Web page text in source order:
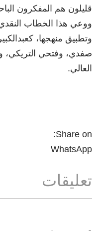
قليلون هم المفكرون
ووعي هذا الخطاب
وتطبيق منهجها،
صفدي، وفتحي التريكي،
العالي.
Share on:
WhatsApp
تعليقات